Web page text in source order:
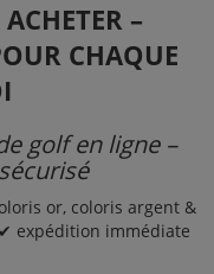
–
CHAQUE
golf en ligne –
or, coloris argent &
immédiate